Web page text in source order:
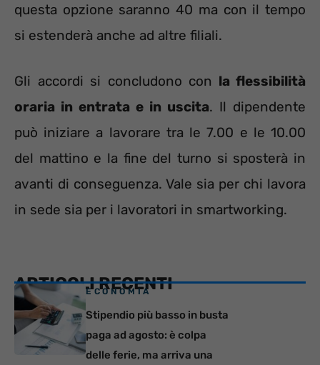
questa opzione saranno 40 ma con il tempo
si estenderà anche ad altre filiali.
Gli accordi si concludono con la flessibilità
oraria in entrata e in uscita. Il dipendente
può iniziare a lavorare tra le 7.00 e le 10.00
del mattino e la fine del turno si sposterà in
avanti di conseguenza. Vale sia per chi lavora
in sede sia per i lavoratori in smartworking.
ARTICOLI RECENTI
ECONOMIA
Stipendio più basso in busta
paga ad agosto: è colpa
delle ferie, ma arriva una